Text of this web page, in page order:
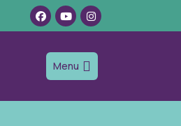
Menu